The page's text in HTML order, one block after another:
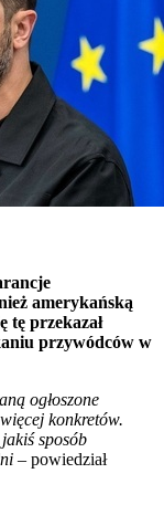
amerykańską
tę przekazał
przywódców w
ogłoszone
konkretów.
sposób
– powiedział